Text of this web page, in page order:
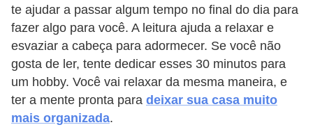
te ajudar a passar algum tempo no final do dia para
fazer algo para você. A leitura ajuda a relaxar e
esvaziar a cabeça para adormecer. Se você não
gosta de ler, tente dedicar esses 30 minutos para
um hobby. Você vai relaxar da mesma maneira, e
ter a mente pronta para deixar sua casa muito
mais organizada.